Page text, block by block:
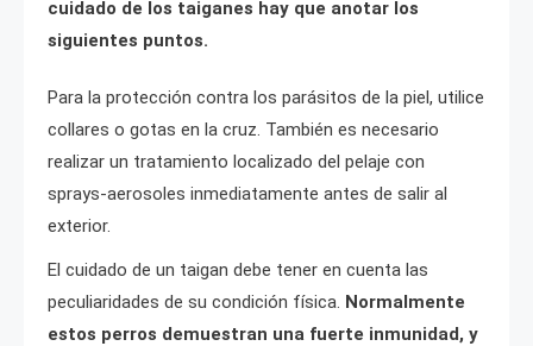
cuidado de los taiganes hay que anotar los
siguientes puntos.
Para la protección contra los parásitos de la piel, utilice
collares o gotas en la cruz. También es necesario
realizar un tratamiento localizado del pelaje con
sprays-aerosoles inmediatamente antes de salir al
exterior.
El cuidado de un taigan debe tener en cuenta las
peculiaridades de su condición física. Normalmente
estos perros demuestran una fuerte inmunidad, y